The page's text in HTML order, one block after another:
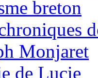
breton
Monjaret
de Lucie